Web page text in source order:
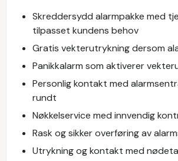
Skreddersydd alarmpakke med
tilpasset kundens behov
Gratis vekterutrykning dersom
Panikkalarm som aktiverer
Personlig kontakt med
rundt
Nøkkelservice med innvendig
Rask og sikker overføring av
Utrykning og kontakt med